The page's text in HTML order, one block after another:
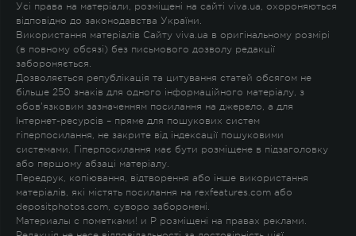
Усі права на матеріали, розміщені на сайті viva.ua, охороняються
відповідно до законодавства України.
Використання матеріалів Сайту viva.ua в оригінальному розмірі
(в повному обсязі) без письмового дозволу редакції
забороняється.
Дозволяється републікація та цитування статей обсягом не
більше 250 знаків для одного інформаційного матеріалу, з
обов'язковим зазначенням посилання на джерело, а для
Інтернет-ресурсів – пряме для пошукових систем
гіперпосилання, не закрите від індексації пошуковими
системами. Гіперпосилання має бути розміщене в підзаголовку
або першому абзаці матеріалу.
Передрук, копіювання, відтворення або інше використання
матеріалів, які містять посилання на rexfeatures.com або
depositphotos.com, суворо заборонені.
Материалы с пометками! и P розміщені на правах реклами.